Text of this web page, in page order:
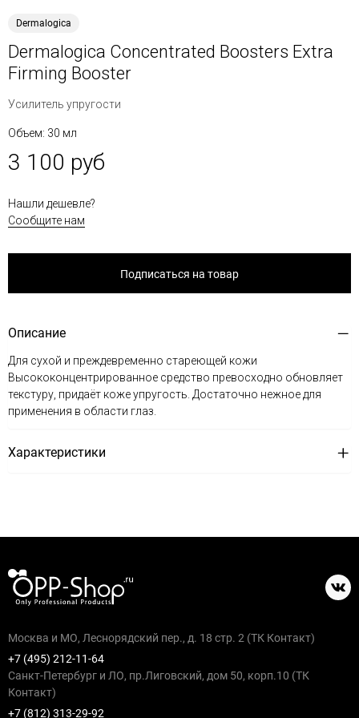
Dermalogica
Dermalogica Concentrated Boosters Extra
Firming Booster
Усилитель упругости
Объем: 30 мл
3 100 руб
Нашли дешевле?
Сообщите нам
Подписаться на товар
Описание
Для сухой и преждевременно стареющей кожи
Высококонцентрированное средство превосходно обновляет
текстуру, придаёт коже упругость. Достаточно нежное для
применения в области глаз.
Характеристики
Москва и МО, Леснорядский пер., д. 18 стр. 2 (ТК Контакт)
+7 (495) 212-11-64
Санкт-Петербург и ЛО, пр.Лиговский, дом 50, корп.10 (ТК
Контакт)
+7 (812) 313-29-92